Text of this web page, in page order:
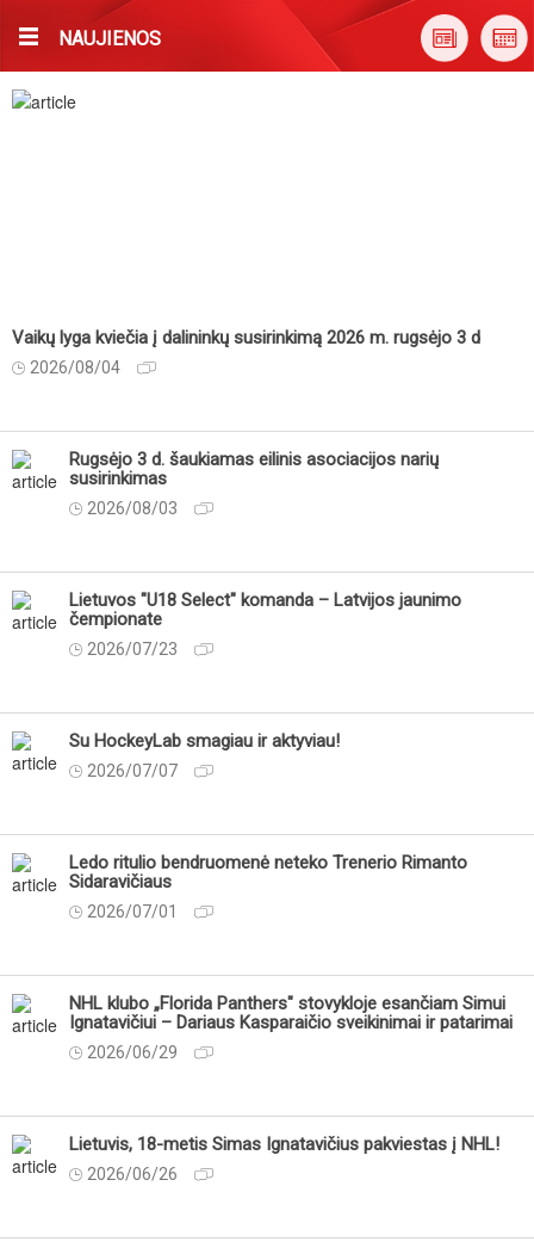
NAUJIENOS
Vaikų lyga kviečia į dalininkų susirinkimą 2026 m. rugsėjo 3 d
2026/08/04
Rugsėjo 3 d. šaukiamas eilinis asociacijos narių
susirinkimas
2026/08/03
Lietuvos "U18 Select" komanda – Latvijos jaunimo
čempionate
2026/07/23
Su HockeyLab smagiau ir aktyviau!
2026/07/07
Ledo ritulio bendruomenė neteko Trenerio Rimanto
Sidaravičiaus
2026/07/01
NHL klubo „Florida Panthers" stovykloje esančiam Simui
Ignatavičiui – Dariaus Kasparaičio sveikinimai ir patarimai
2026/06/29
Lietuvis, 18-metis Simas Ignatavičius pakviestas į NHL!
2026/06/26